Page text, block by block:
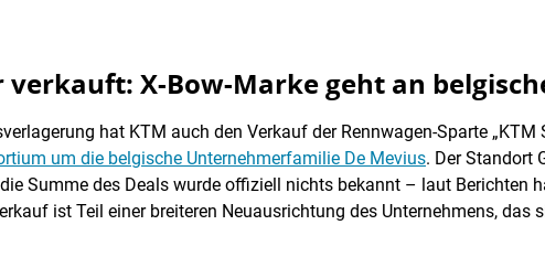
verkauft: X-Bow-Marke geht an
hat KTM auch den Verkauf der Rennwagen-Sparte „KTM
um die belgische Unternehmerfamilie De Mevius. Der Standort
Summe des Deals wurde offiziell nichts bekannt – laut Berichten
ist Teil einer breiteren Neuausrichtung des Unternehmens,